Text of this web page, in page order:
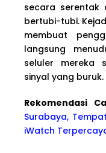
secara serentak
bertubi-tubi.
membuat
langsung
seluler mereka
sinyal yang buruk.
Rekomendasi
Surabaya,
iWatch